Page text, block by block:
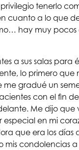
tenerlo
cuanto a lo que
hay muy pocos
a sus salas para
lo primero que
gradué un
con el fin
Me dijo que
en mi
que era los días
mis condolencias